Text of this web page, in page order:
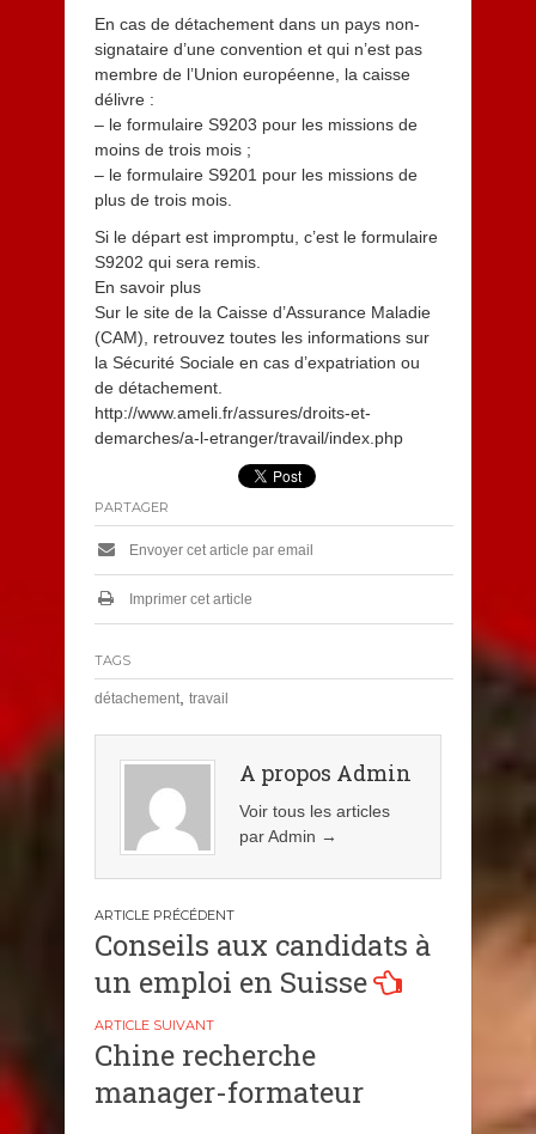
En cas de détachement dans un pays non-
signataire d’une convention et qui n’est pas
membre de l’Union européenne, la caisse
délivre :
– le formulaire S9203 pour les missions de
moins de trois mois ;
– le formulaire S9201 pour les missions de
plus de trois mois.
Si le départ est impromptu, c’est le formulaire
S9202 qui sera remis.
En savoir plus
Sur le site de la Caisse d’Assurance Maladie
(CAM), retrouvez toutes les informations sur
la Sécurité Sociale en cas d’expatriation ou
de détachement.
http://www.ameli.fr/assures/droits-et-
demarches/a-l-etranger/travail/index.php
PARTAGER
Envoyer cet article par email
Imprimer cet article
TAGS
détachement, travail
A propos Admin
Voir tous les articles
par Admin →
Navigation
de
l’article
Conseils aux candidats à
un emploi en Suisse
Chine recherche
manager-formateur